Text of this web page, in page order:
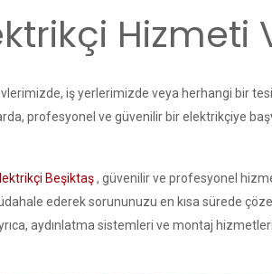
Hizmeti
iş yerlerimizde veya herhangi bir
profesyonel ve güvenilir bir elektrikçiye
Beşiktaş, güvenilir ve profesyonel
ederek sorununuzu en kısa sürede
aydınlatma sistemleri ve montaj